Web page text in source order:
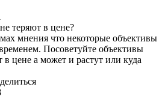
теряют в цене?
мнения что некоторые объективы
Посоветуйте объективы
в цене а может и растут или куда